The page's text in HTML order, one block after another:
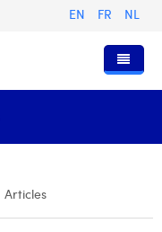
EN FR NL
Articles